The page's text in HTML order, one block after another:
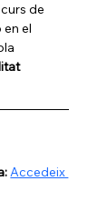
curs de
el
Accedeix